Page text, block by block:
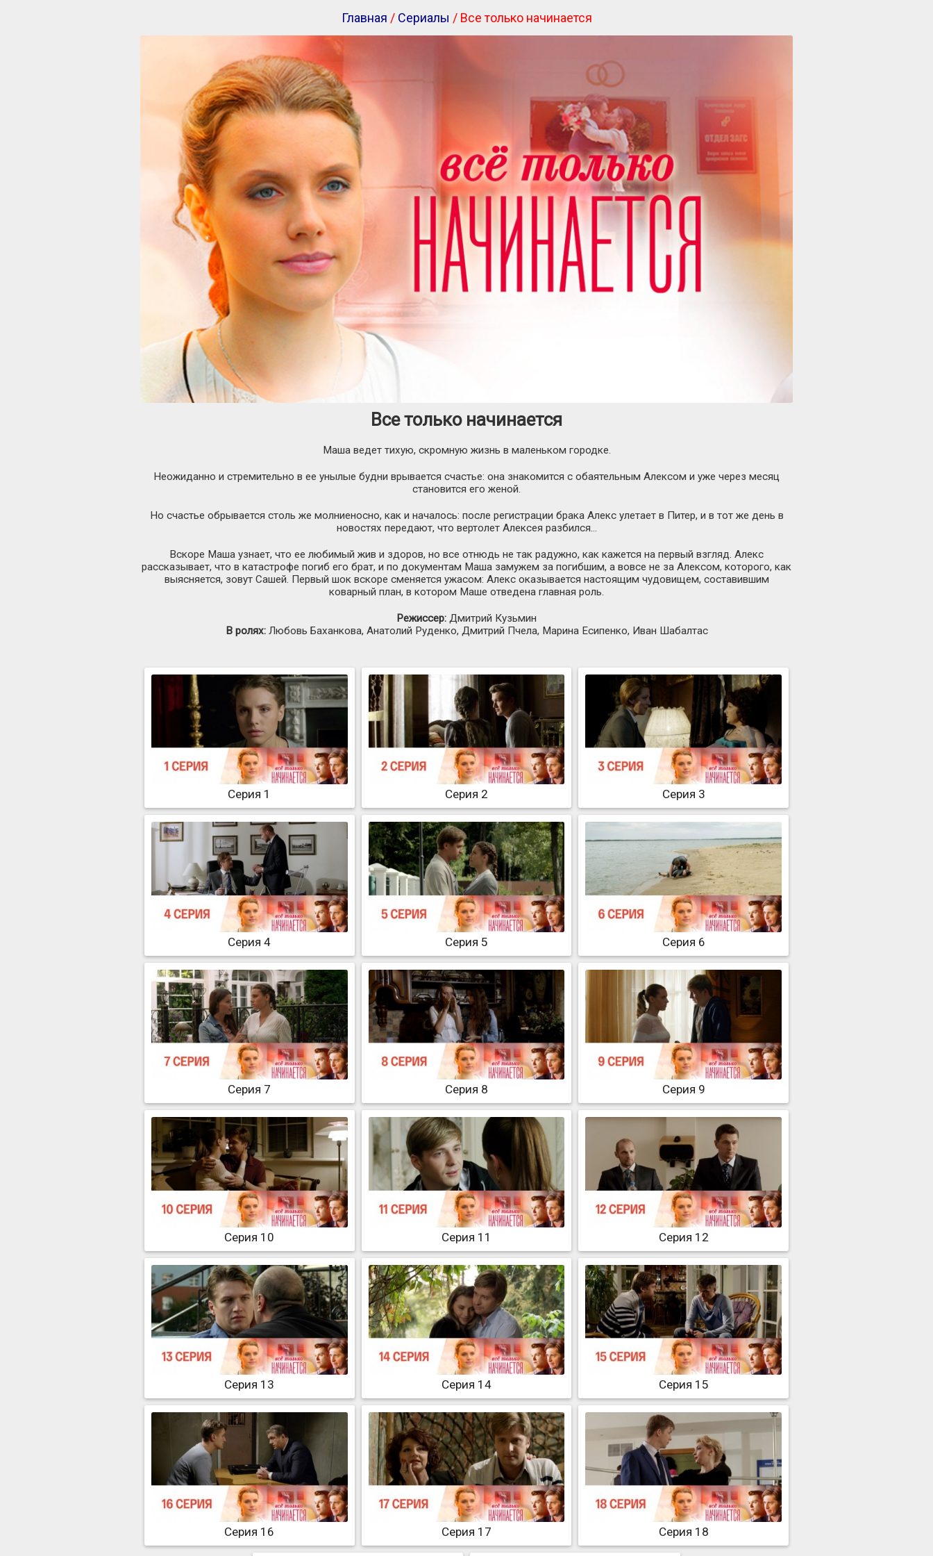
Главная / Сериалы / Все только начинается
Все только начинается
Маша ведет тихую, скромную жизнь в маленьком городке.
Неожиданно и стремительно в ее унылые будни врывается счастье: она знакомится с обаятельным Алексом и уже через месяц
становится его женой.
Но счастье обрывается столь же молниеносно, как и началось: после регистрации брака Алекс улетает в Питер, и в тот же день в
новостях передают, что вертолет Алексея разбился...
Вскоре Маша узнает, что ее любимый жив и здоров, но все отнюдь не так радужно, как кажется на первый взгляд. Алекс
рассказывает, что в катастрофе погиб его брат, и по документам Маша замужем за погибшим, а вовсе не за Алексом, которого, как
выясняется, зовут Сашей. Первый шок вскоре сменяется ужасом: Алекс оказывается настоящим чудовищем, составившим
коварный план, в котором Маше отведена главная роль.
Режиссер: Дмитрий Кузьмин
В ролях:Любовь Баханкова, Анатолий Руденко, Дмитрий Пчела, Марина Есипенко, Иван Шабалтас
Серия 1 Серия 2 Серия 3
Серия 4 Серия 5 Серия 6
Серия 7 Серия 8 Серия 9
Серия 10 Серия 11 Серия 12
Серия 13 Серия 14 Серия 15
Серия 16 Серия 17 Серия 18